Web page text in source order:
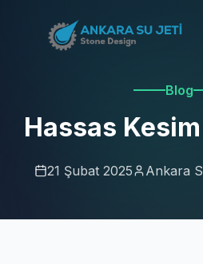
Blog
Hassas
21 Şubat 2025 Ankara